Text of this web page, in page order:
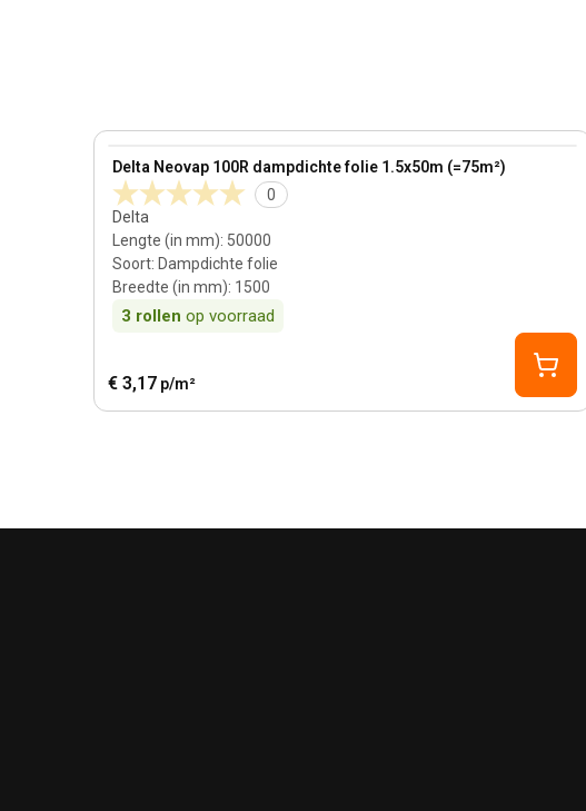
Delta Neovap 100R dampdichte folie 1.5x50m (=75m²)
0
Delta
Lengte (in mm): 50000
Soort: Dampdichte folie
Breedte (in mm): 1500
3 rollen op voorraad
View product
€ 3,17 p/m²